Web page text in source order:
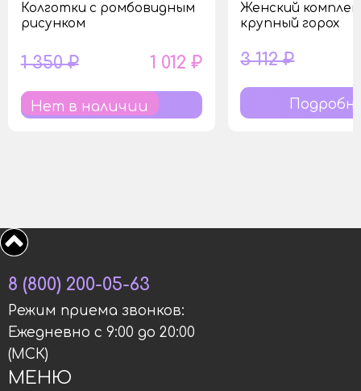
Колготки с ромбовидным
рисунком
1 350 ₽ 1 012 ₽
Нет в наличии
Женский
крупный горох
3 112 ₽
МЕНЮ
8 (800) 200-05-63
Режим приема звонков:
Ежедневно с 9:00 до 20:00
(МСК)